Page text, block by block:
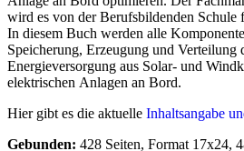
wird es von der Berufsbildenden Schule
In diesem Buch werden alle
Speicherung, Erzeugung und
Energieversorgung aus Solar- und
elektrischen Anlagen an Bord.
Hier gibt es die aktuelle Inhaltsangabe
Gebunden: 428 Seiten, Format 17x24,